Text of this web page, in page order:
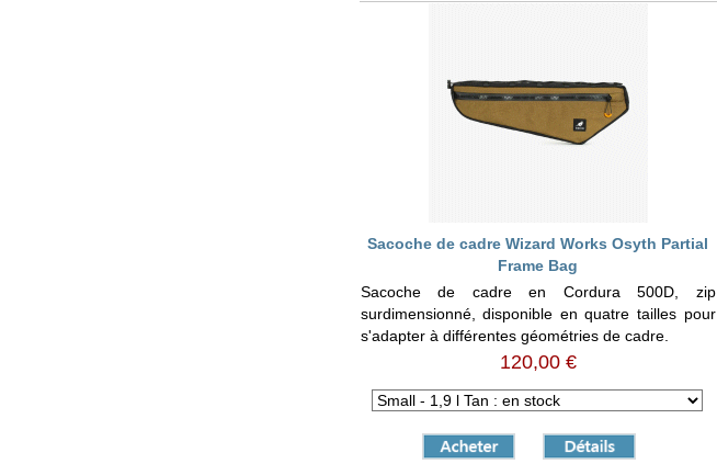
Sacoche de cadre Wizard Works Osyth Partial
Frame Bag
Sacoche de cadre en Cordura 500D, zip
surdimensionné, disponible en quatre tailles pour
s'adapter à différentes géométries de cadre.
120,00 €